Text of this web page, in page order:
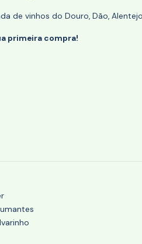
de vinhos do Douro, Dão,
primeira compra!